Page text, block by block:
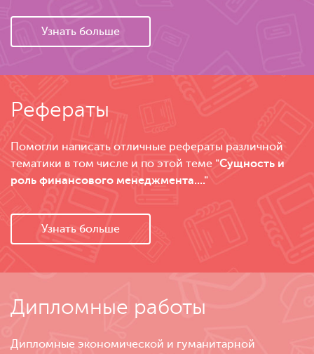
Узнать больше
Рефераты
Помогли написать отличные рефераты различной
тематики в том числе и по этой теме "Сущность и
роль финансового менеджмента...."
Узнать больше
Дипломные работы
Дипломные экономической и гуманитарной